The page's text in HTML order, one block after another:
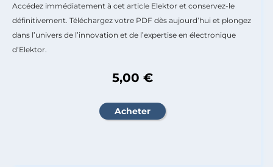
Accédez immédiatement à cet article Elektor et conservez-le
définitivement. Téléchargez votre PDF dès aujourd’hui et plongez
dans l’univers de l’innovation et de l’expertise en électronique
d’Elektor.
5,00 €